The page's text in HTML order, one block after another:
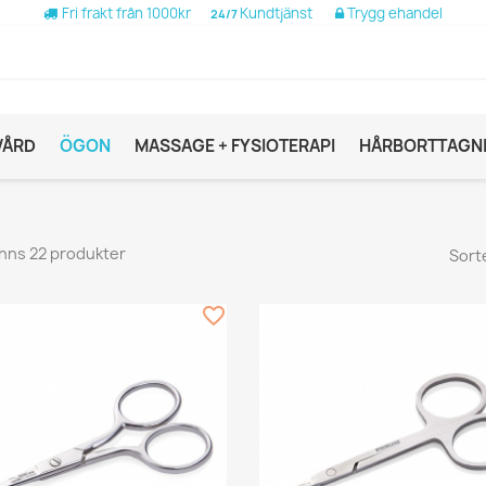
Fri frakt från 1000kr 24/7 Kundtjänst Trygg ehandel
ÖGON MASSAGE + FYSIOTERAPI
22 produkter
favorite_border